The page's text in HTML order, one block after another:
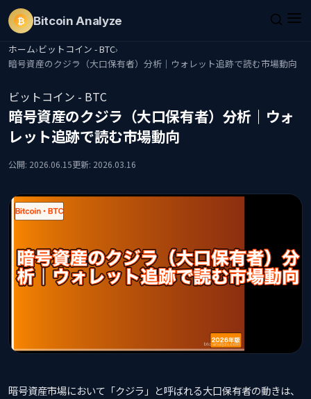
₿ Bitcoin Analyze
ホーム›ビットコイン - BTC›
暗号資産のクジラ（大口保有者）分析｜ウォレット追跡で読む市場動向
ビットコイン - BTC
暗号資産のクジラ（大口保有者）分析｜ウォ
レット追跡で読む市場動向
公開: 2026.06.15更新: 2026.03.16
暗号資産市場において「クジラ」と呼ばれる大口保有者の動きは、